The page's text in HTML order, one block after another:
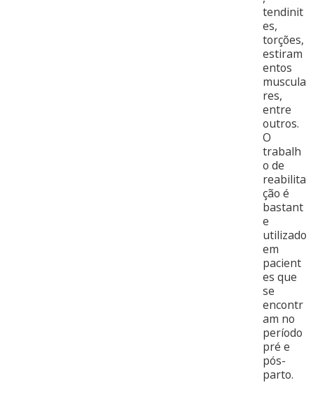
tendinit
es,
torções,
estiram
entos
muscula
res,
entre
outros.
O
trabalh
o de
reabilita
ção é
bastant
e
utilizado
em
pacient
es que
se
encontr
am no
período
pré e
pós-
parto.